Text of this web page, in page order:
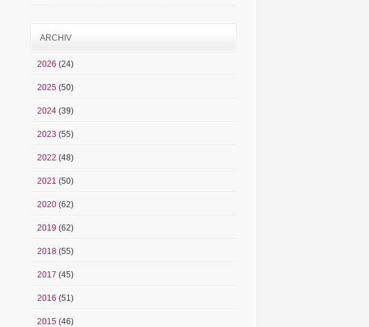
ARCHIV
2026 (24)
2025 (50)
2024 (39)
2023 (55)
2022 (48)
2021 (50)
2020 (62)
2019 (62)
2018 (55)
2017 (45)
2016 (51)
2015 (46)